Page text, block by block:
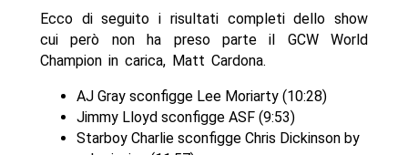
Ecco di seguito i risultati completi dello show
cui però non ha preso parte il GCW World
Champion in carica, Matt Cardona.
AJ Gray sconfigge Lee Moriarty (10:28)
Jimmy Lloyd sconfigge ASF (9:53)
Starboy Charlie sconfigge Chris Dickinson by